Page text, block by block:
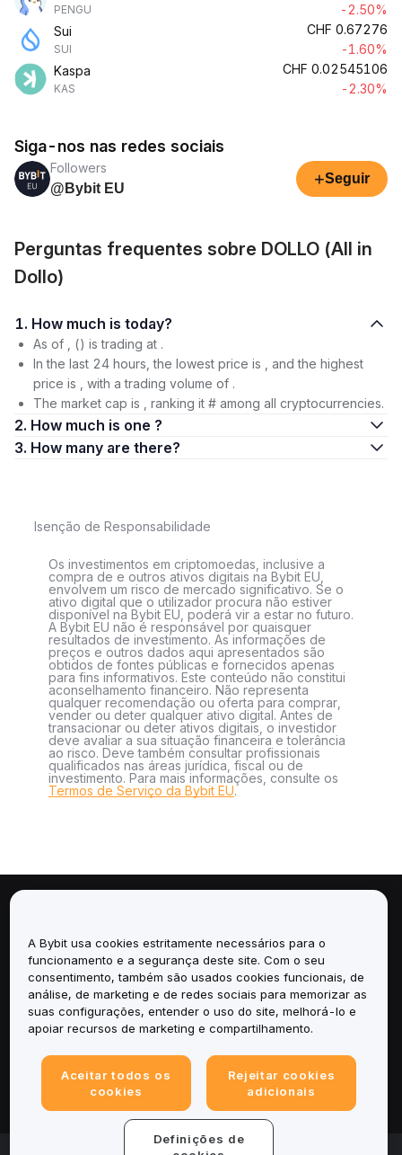
PENGU
-2.50%
Sui
SUI
CHF 0.67276
-1.60%
Kaspa
KAS
CHF 0.02545106
-2.30%
Siga-nos nas redes sociais
Followers
@Bybit EU
+Seguir
Perguntas frequentes sobre DOLLO (All in
Dollo)
1. How much is today?
As of , () is trading at .
In the last 24 hours, the lowest price is , and the highest
price is , with a trading volume of .
The market cap is , ranking it # among all cryptocurrencies.
2. How much is one ?
3. How many are there?
Isenção de Responsabilidade
Os investimentos em criptomoedas, inclusive a
compra de e outros ativos digitais na Bybit EU,
envolvem um risco de mercado significativo. Se o
ativo digital que o utilizador procura não estiver
disponível na Bybit EU, poderá vir a estar no futuro.
A Bybit EU não é responsável por quaisquer
resultados de investimento. As informações de
preços e outros dados aqui apresentados são
obtidos de fontes públicas e fornecidos apenas
para fins informativos. Este conteúdo não constitui
aconselhamento financeiro. Não representa
qualquer recomendação ou oferta para comprar,
vender ou deter qualquer ativo digital. Antes de
transacionar ou deter ativos digitais, o investidor
deve avaliar a sua situação financeira e tolerância
ao risco. Deve também consultar profissionais
qualificados nas áreas jurídica, fiscal ou de
investimento. Para mais informações, consulte os
Termos de Serviço da Bybit EU.
Serviços
Suporte
A Bybit usa cookies estritamente necessários para o
funcionamento e a segurança deste site. Com o seu
consentimento, também são usados cookies funcionais, de
análise, de marketing e de redes sociais para memorizar as
suas configurações, entender o uso do site, melhorá-lo e
apoiar recursos de marketing e compartilhamento.
Aceitar todos os
cookies
Rejeitar cookies
adicionais
Definições de